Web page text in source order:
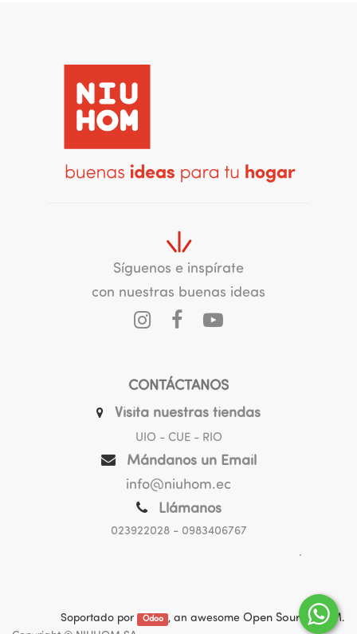
Síguenos e inspírate
con nuestras buenas ideas
CONTÁCTANOS
Visita nuestras tiendas
UIO - CUE - RIO
Mándanos un Email
info@niuhom.ec
Llámanos
023922028- 0983406767
.
Soportado por Odoo , an awesome Open Source CRM.